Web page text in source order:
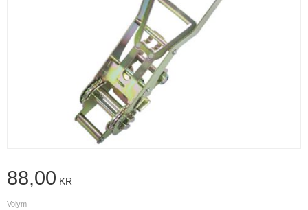
88,00 KR
Volym